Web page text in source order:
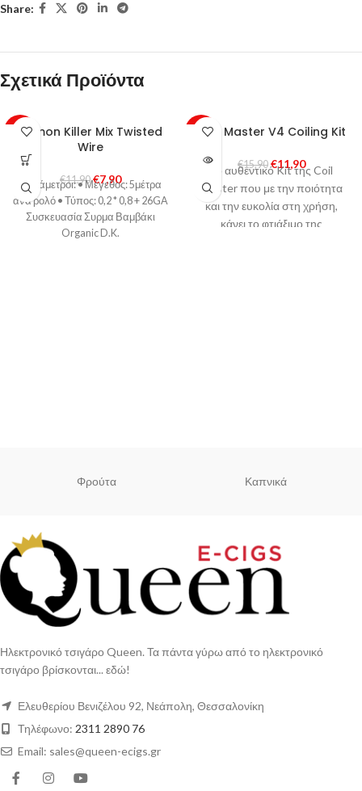
Share:
Σχετικά Προϊόντα
-34%Demon Killer Mix Twisted
Wire
€11,90 €7,90
Παράμετροι: • Μέγεθος: 5μέτρα
ανα ρολό • Τύπος: 0,2 * 0,8 + 26GA
Συσκευασία Συρμα Βαμβάκι
Organic D.K.
-25%
SOLD
Coil Master V4 Coiling Kit
€15,90 €11,90
Το αυθεντικό Kit της Coil
Master που με την ποιότητα
και την ευκολία στη χρήση,
κάνει το φτιάξιμο της
Φρούτα Καπνικά
Ηλεκτρονικό τσιγάρο Queen. Τα πάντα γύρω από το ηλεκτρονικό
τσιγάρο βρίσκονται... εδώ!
Ελευθερίου Βενιζέλου 92, Νεάπολη, Θεσσαλονίκη
Τηλέφωνο: 2311 2890 76
Email: sales@queen-ecigs.gr